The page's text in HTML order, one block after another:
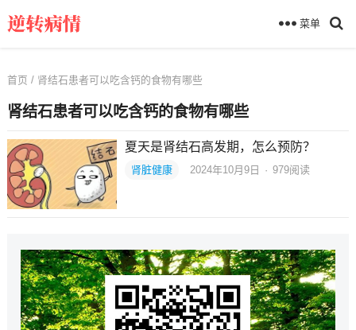
菜单
首页 / 肾结石患者可以吃含钙的食物有哪些
肾结石患者可以吃含钙的食物有哪些
夏天是肾结石高发期，怎么预防？
肾脏健康 2024年10月9日 · 979阅读